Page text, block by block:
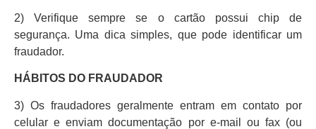
2) Verifique sempre se o cartão possui chip de
segurança. Uma dica simples, que pode identificar um
fraudador.
HÁBITOS DO FRAUDADOR
3) Os fraudadores geralmente entram em contato por
celular e enviam documentação por e-mail ou fax (ou